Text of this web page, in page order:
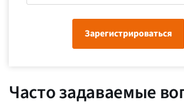
Зарегистрироваться
Часто задаваемые